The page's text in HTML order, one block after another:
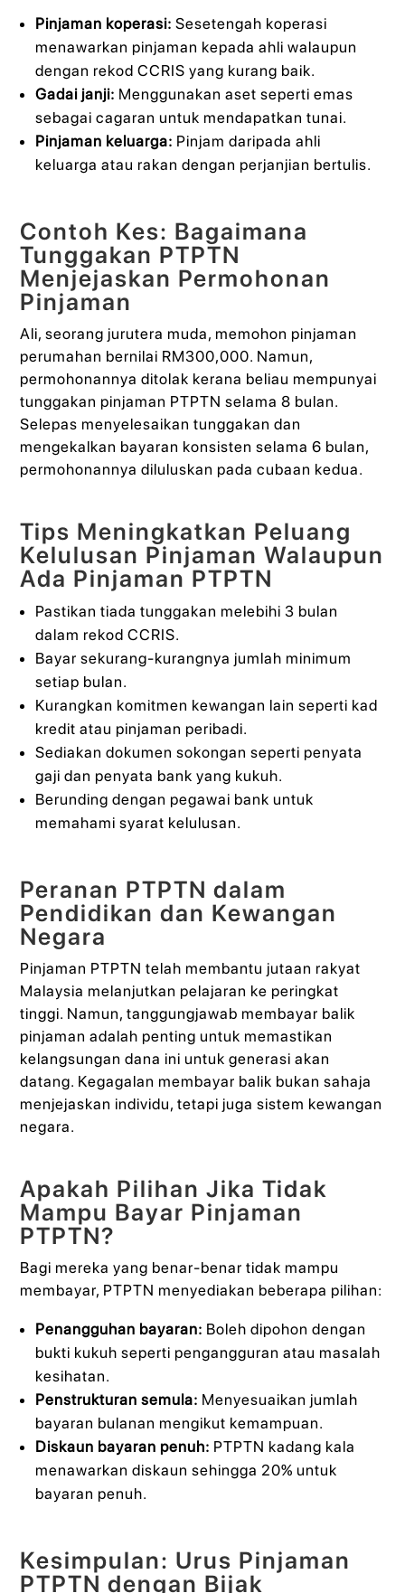
Pinjaman koperasi: Sesetengah koperasi
menawarkan pinjaman kepada ahli walaupun
dengan rekod CCRIS yang kurang baik.
Gadai janji: Menggunakan aset seperti emas
sebagai cagaran untuk mendapatkan tunai.
Pinjaman keluarga: Pinjam daripada ahli
keluarga atau rakan dengan perjanjian bertulis.
Contoh Kes: Bagaimana
Tunggakan PTPTN
Menjejaskan Permohonan
Pinjaman
Ali, seorang jurutera muda, memohon pinjaman
perumahan bernilai RM300,000. Namun,
permohonannya ditolak kerana beliau mempunyai
tunggakan pinjaman PTPTN selama 8 bulan.
Selepas menyelesaikan tunggakan dan
mengekalkan bayaran konsisten selama 6 bulan,
permohonannya diluluskan pada cubaan kedua.
Tips Meningkatkan Peluang
Kelulusan Pinjaman Walaupun
Ada Pinjaman PTPTN
Pastikan tiada tunggakan melebihi 3 bulan
dalam rekod CCRIS.
Bayar sekurang-kurangnya jumlah minimum
setiap bulan.
Kurangkan komitmen kewangan lain seperti kad
kredit atau pinjaman peribadi.
Sediakan dokumen sokongan seperti penyata
gaji dan penyata bank yang kukuh.
Berunding dengan pegawai bank untuk
memahami syarat kelulusan.
Peranan PTPTN dalam
Pendidikan dan Kewangan
Negara
Pinjaman PTPTN telah membantu jutaan rakyat
Malaysia melanjutkan pelajaran ke peringkat
tinggi. Namun, tanggungjawab membayar balik
pinjaman adalah penting untuk memastikan
kelangsungan dana ini untuk generasi akan
datang. Kegagalan membayar balik bukan sahaja
menjejaskan individu, tetapi juga sistem kewangan
negara.
Apakah Pilihan Jika Tidak
Mampu Bayar Pinjaman
PTPTN?
Bagi mereka yang benar-benar tidak mampu
membayar, PTPTN menyediakan beberapa pilihan:
Penangguhan bayaran: Boleh dipohon dengan
bukti kukuh seperti pengangguran atau masalah
kesihatan.
Penstrukturan semula: Menyesuaikan jumlah
bayaran bulanan mengikut kemampuan.
Diskaun bayaran penuh: PTPTN kadang kala
menawarkan diskaun sehingga 20% untuk
bayaran penuh.
Kesimpulan: Urus Pinjaman
PTPTN dengan Bijak